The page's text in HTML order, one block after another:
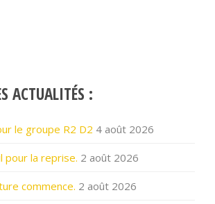
ACTUALITÉS :
le groupe R2 D2 4 août 2026
pour la reprise. 2 août 2026
commence. 2 août 2026